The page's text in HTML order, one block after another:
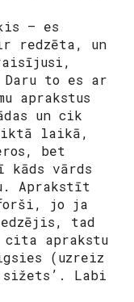
– es
redzēta, un
to es ar
aprakstus
un cik
laikā,
bet
kāds vārds
Aprakstīt
jo ja
tad
aprakstu
(uzreiz
sižets’. Labi